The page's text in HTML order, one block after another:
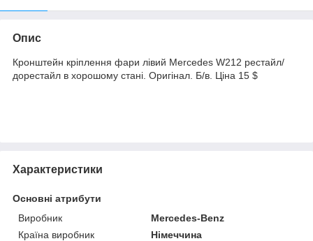
Опис
Кронштейн кріплення фари лівий Mercedes W212 рестайл/
дорестайл в хорошому стані. Оригінал. Б/в. Ціна 15 $
Характеристики
Основні атрибути
Виробник
Mercedes-Benz
Країна виробник
Німеччина